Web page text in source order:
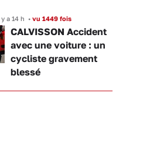
a 14 h • vu 1449 fois
CALVISSON Accident
avec une voiture : un
cycliste gravement
blessé